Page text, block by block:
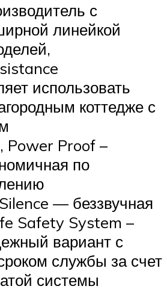
с
линейкой
использовать
коттедже с
Power Proof –
по
— беззвучная
Safety System –
вариант с
службы за счет
системы